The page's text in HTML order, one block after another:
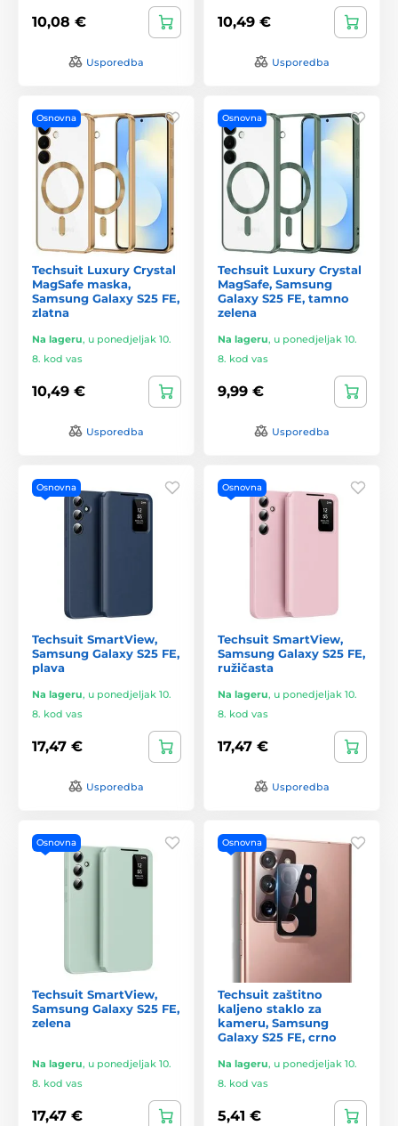
10,08 €
Usporedba
10,49 €
Usporedba
Osnovna
Techsuit Luxury Crystal
MagSafe maska,
Samsung Galaxy S25 FE,
zlatna
Na lageru, u ponedjeljak 10.
8. kod vas
10,49 €
Usporedba
Osnovna
Techsuit Luxury Crystal
MagSafe, Samsung
Galaxy S25 FE, tamno
zelena
Na lageru, u ponedjeljak 10.
8. kod vas
9,99 €
Usporedba
Osnovna
Techsuit SmartView,
Samsung Galaxy S25 FE,
plava
Na lageru, u ponedjeljak 10.
8. kod vas
17,47 €
Usporedba
Osnovna
Techsuit SmartView,
Samsung Galaxy S25 FE,
ružičasta
Na lageru, u ponedjeljak 10.
8. kod vas
17,47 €
Usporedba
Osnovna
Techsuit SmartView,
Samsung Galaxy S25 FE,
zelena
Na lageru, u ponedjeljak 10.
8. kod vas
17,47 €
Osnovna
Techsuit zaštitno
kaljeno staklo za
kameru, Samsung
Galaxy S25 FE, crno
Na lageru, u ponedjeljak 10.
8. kod vas
5,41 €